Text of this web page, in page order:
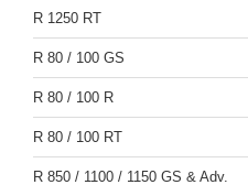
R 1250 RT
R 80 / 100 GS
R 80 / 100 R
R 80 / 100 RT
R 850 / 1100 / 1150 GS & Adv.